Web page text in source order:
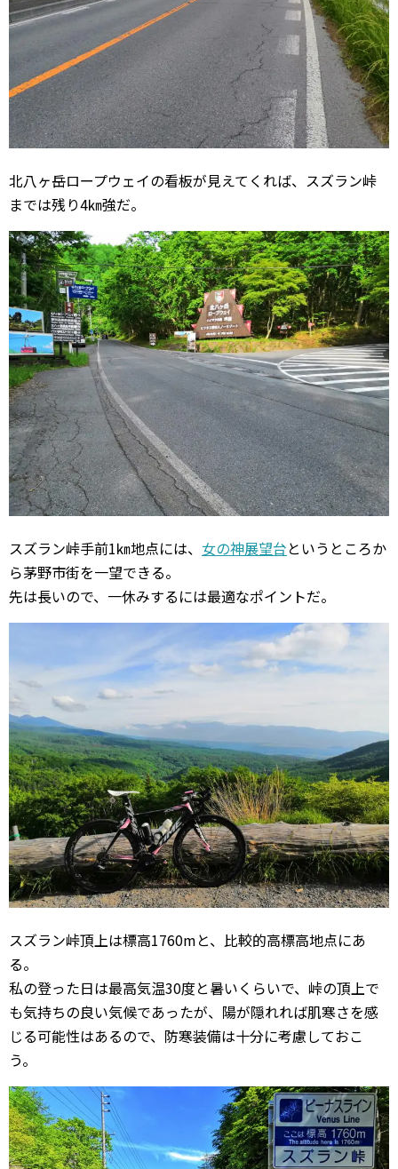
北八ヶ岳ロープウェイの看板が見えてくれば、スズラン峠
までは残り4㎞強だ。
スズラン峠手前1㎞地点には、 女の神展望台というところか
ら茅野市街を一望できる。
先は長いので、一休みするには最適なポイントだ。
スズラン峠頂上は標高1760mと、比較的高標高地点にあ
る。
私の登った日は最高気温30度と暑いくらいで、峠の頂上で
も気持ちの良い気候であったが、陽が隠れれば肌寒さを感
じる可能性はあるので、防寒装備は十分に考慮しておこ
う。